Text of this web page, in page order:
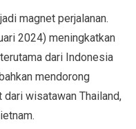
magnet perjalanan.
2024) meningkatkan
dari Indonesia
mendorong
wisatawan Thailand,